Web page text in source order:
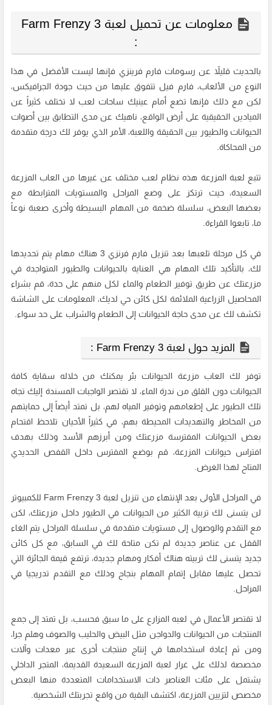
معلومات عن تحميل لعبة Farm Frenzy 3
:
بالحديث قليلاً عن رسومات فارم فرينزي فإنها ليست الأفضل في هذا
النوع من الألعاب، فارم فيل تتفوق عليها من حيث جودة الجرافيكس،
لكن مع ذلك فإنها تضع أمام عينيك ساحات لعب لا تختلف كثيراً عن
الميادين الحقيقية على أرض الواقع، ناهيك عن مدى التطابق بين أصوات
الحيوانات والطيور بين الحقيقة واللعبة، الأمر الذي يوفر لك درجة متقدمة
من المحاكاة.
تتبع لعبة المزرعة هذه نظام لعب مختلف عن غيرها من العاب المزرعة
السعيدة، حيث ترتكز على وضع المراحل والمستويات المترابطة مع
بعضها البعض، سلسلة ضخمة من المهام البسيطة وأخرى صعبة نوعاً
ما، تابعوا القراءة.
في كل مرحلة تلعبها بعد تنزيل فارم فرنزي 3 هناك مهام يتم تحديدها
لك، بالتأكيد تلك المهام هي العناية بالحيوانات والطيور المتواجدة في
مزرعتك عن طريق توفير الطعام والماء لكل منهم على حدة، قم بشراء
المحاصيل الزراعية الملائمة لكل كائن حي لديك، المعلومات على الشاشة
تكشف لك عن مدى حاجة الحيوانات إلى الطعام والشراب على حد سواء.
المزيد حول لعبة Farm Frenzy 3 :
توفر لك العاب مزرعة الحيوانات بئر يمكنك من خلاله سقاية كافة
الحيوانات دون القلق من ندرة الماء، لا تقتصر الواجبات المسندة إليك تجاه
تلك الطيور على إطعامهم وتوفير المياه لهم، بل تمتد أيضاً إلى حمايتهم
من المخاطر والتهديدات المحيطة بهم، في كثيراً الأحيان تلاحظ اقتحام
بعض الحيوانات المفترسة مزرعتك ومن أبرزهم الأسد وذلك بهدف
افتراس حيوانات المزرعة، قم بوضع المفترس داخل القفص الحديدي
المتاح لهذا الغرض.
في المراحل الأولى بعد الإنتهاء من تنزيل لعبة Farm Frenzy 3 للكمبيوتر
لن يتسنى لك تربية الكثير من الحيوانات في الطيور داخل مزرعتك، لكن
مع التقدم والوصول إلى مستويات متقدمة في سلسلة المراحل يتم الغاء
القفل عن عناصر جديدة لم تكن متاحة لك في السابق، مع كل كائن
جديد يتسنى لك تربيته هناك أفكار ومهام جديدة، ترتفع قيمة الجائزة التي
تحصل عليها مقابل إتمام المهام بنجاح وذلك مع التقدم تدريجيا في
المراحل.
لا تقتصر الأعمال في لعبه المزارع على ما سبق فحسب، بل تمتد إلى جمع
المنتجات من الحيوانات والدواجن مثل البيض والحليب والصوف وهلم جرا،
ومن ثم إعادة استخدامها في إنتاج منتجات أخرى عبر معدات وآلات
مخصصة لذلك على غرار لعبة المزرعة السعيدة القديمة، المتجر الداخلي
يشتمل على مئات العناصر ذات الاستخدامات المتعددة منها البعض
مخصص لتزيين المزرعة، اكتشف البقية من واقع تجربتك الشخصية.